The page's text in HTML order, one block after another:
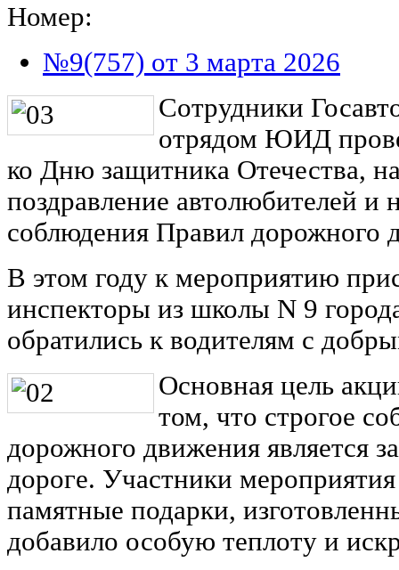
Номер:
№9(757) от 3 марта 2026
Сотрудники
отрядом ЮИД
ко Дню защитника Отечества,
поздравление автолюбителей
соблюдения Правил дорожного
В этом году к мероприятию
инспекторы из школы N 9
обратились к водителям с
Основная цель
том, что строгое
дорожного движения является
дороге. Участники
памятные подарки,
добавило особую теплоту и